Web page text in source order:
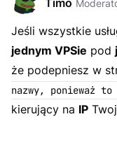
Timo
Jeśli wszystkie
jednym VPSie pod
że podepniesz w
nazwy, ponieważ to
kierujący na IP